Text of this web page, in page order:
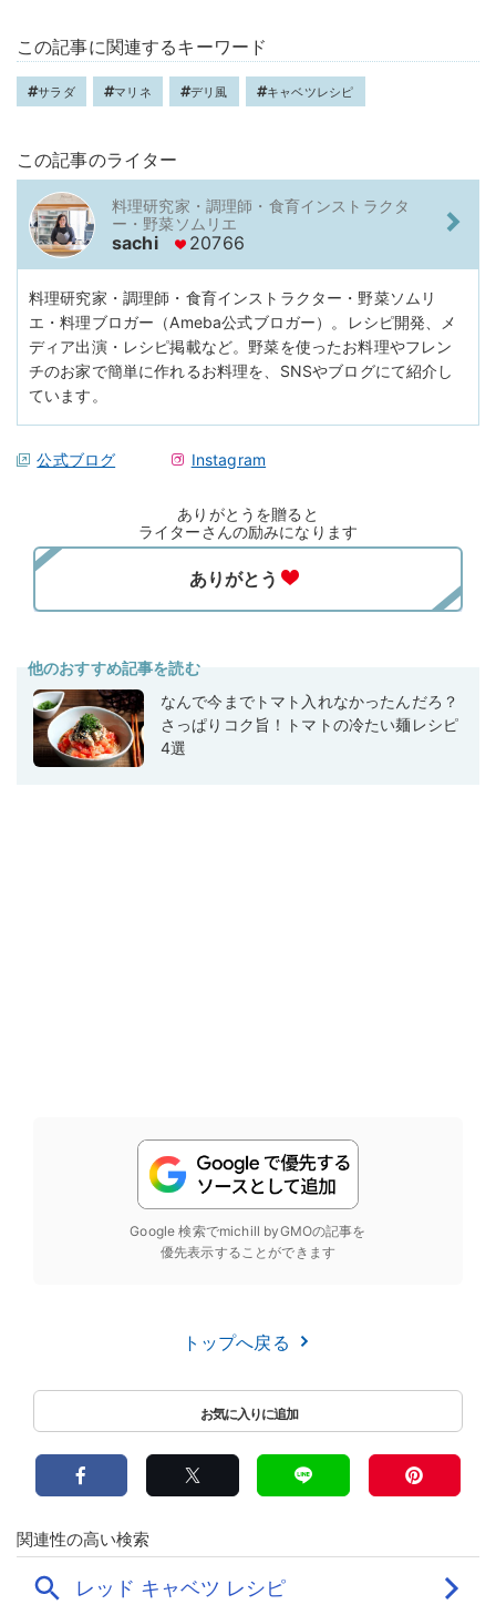
この記事に関連するキーワード
サラダ マリネ デリ風 キャベツレシピ
この記事のライター
料理研究家・調理師・食育インストラクタ
ー・野菜ソムリエ
sachi 20766
料理研究家・調理師・食育インストラクター・野菜ソムリ
エ・料理ブロガー（Ameba公式ブロガー）。レシピ開発、メ
ディア出演・レシピ掲載など。野菜を使ったお料理やフレン
チのお家で簡単に作れるお料理を、SNSやブログにて紹介し
ています。
公式ブログ Instagram
ありがとうを贈ると
ライターさんの励みになります
他のおすすめ記事を読む
なんで今までトマト入れなかったんだろ？
さっぱりコク旨！トマトの冷たい麺レシピ
4選
Google 検索でmichill byGMOの記事を
優先表示することができます
トップへ戻る